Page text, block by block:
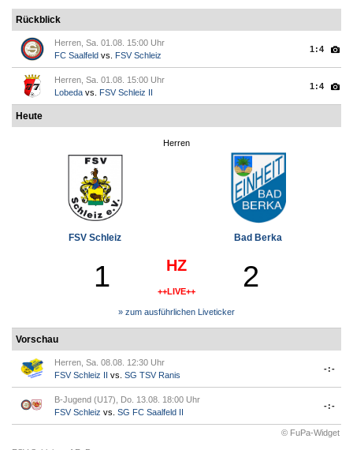
Rückblick
Herren, Sa. 01.08. 15:00 Uhr
FC Saalfeld vs. FSV Schleiz
1:4
Herren, Sa. 01.08. 15:00 Uhr
Lobeda vs. FSV Schleiz II
1:4
Heute
Herren
FSV Schleiz Bad Berka
1 HZ
++LIVE++ 2
» zum ausführlichen Liveticker
Vorschau
Herren, Sa. 08.08. 12:30 Uhr
FSV Schleiz II vs. SG TSV Ranis
-:-
B-Jugend (U17), Do. 13.08. 18:00 Uhr
FSV Schleiz vs. SG FC Saalfeld II
-:-
© FuPa-Widget